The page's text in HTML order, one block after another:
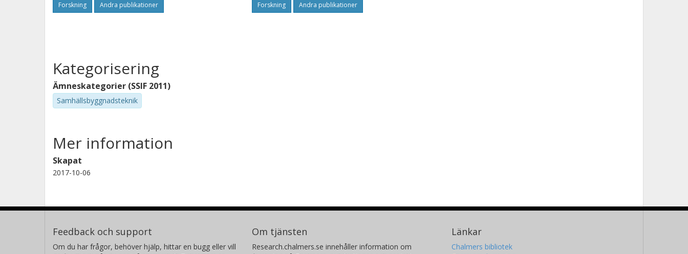
Forskning Andra publikationer Forskning Andra publikationer
Kategorisering
Ämneskategorier (SSIF 2011)
Samhällsbyggnadsteknik
Mer information
Skapat
2017-10-06
Feedback och support
Om du har frågor, behöver hjälp, hittar en bugg eller vill
Om tjänsten
Research.chalmers.se innehåller information om
Länkar
Chalmers bibliotek